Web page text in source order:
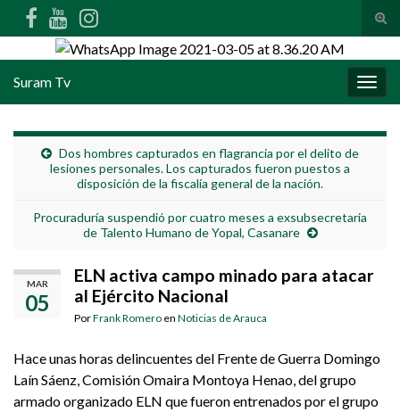
Search for:
Suram Tv
Dos hombres capturados en flagrancia por el delito de
lesiones personales. Los capturados fueron puestos a
disposición de la fiscalía general de la nación.
Procuraduría suspendió por cuatro meses a exsubsecretaria
de Talento Humano de Yopal, Casanare
MAR
05
ELN activa campo minado para atacar
al Ejército Nacional
PorFrank Romero en Noticias de Arauca
Hace unas horas delincuentes del Frente de Guerra Domingo
Laín Sáenz, Comisión Omaira Montoya Henao, del grupo
armado organizado ELN que fueron entrenados por el grupo